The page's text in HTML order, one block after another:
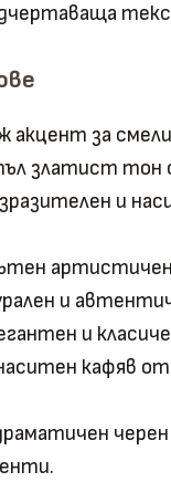
акцент за
златист тон
и
и
и
кафяв